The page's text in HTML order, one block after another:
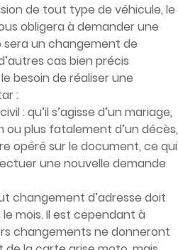
de tout type de véhicule, le
obligera à demander une
un changement de
cas bien précis
besoin de réaliser une
:
: qu’il s’agisse d’un mariage,
ou plus fatalement d’un décès,
opéré sur le document, ce qui
une nouvelle demande
changement d’adresse doit
le mois. Il est cependant à
changements ne donneront